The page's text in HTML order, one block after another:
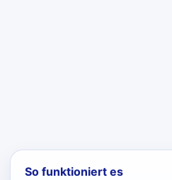
So funktioniert es